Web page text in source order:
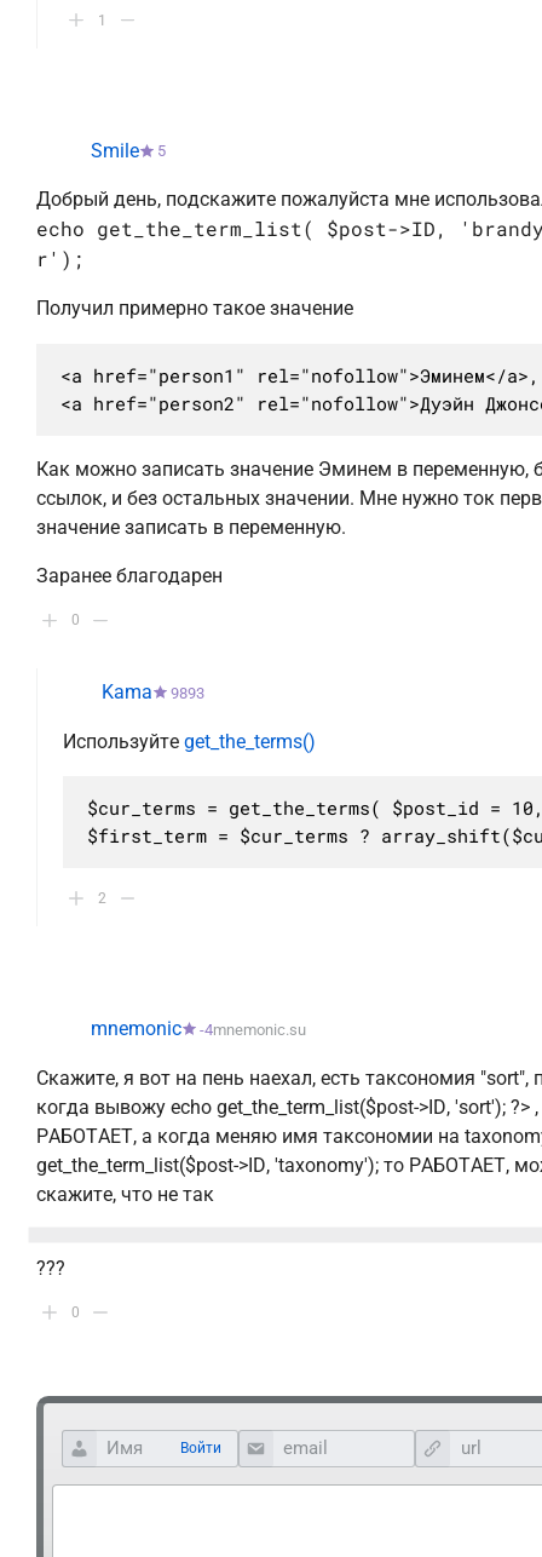
1
Smile 5
Добрый день, подскажите пожалуйста мне
echo get_the_term_list( $post->ID,
r');
Получил примерно такое значение
<a href="person1" rel="nofollow">Эминем</
<a href="person2" rel="nofollow">Дуэйн
Как можно записать значение Эминем в переменную,
ссылок, и без остальных значении. Мне нужно ток
значение записать в переменную.
Заранее благодарен
0
Kama 9893
Используйтеget_the_terms()
$cur_terms = get_the_terms( $post_id =
$first_term = $cur_terms ?
2
mnemonic -4mnemonic.su
Скажите, я вот на пень наехал, есть таксономия "sort",
когда вывожу echo get_the_term_list($post->ID, 'sort'); ?> ,
РАБОТАЕТ, а когда меняю имя таксономии на
get_the_term_list($post->ID, 'taxonomy'); то РАБОТАЕТ,
скажите, что не так
???
0
Войти